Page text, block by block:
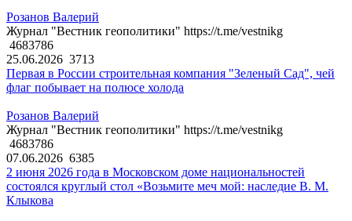
Розанов Валерий
Журнал "Вестник геополитики" https://t.me/vestnikg
4683786
25.06.2026 3713
Первая в России строительная компания "Зеленый Сад", чей
флаг побывает на полюсе холода
Розанов Валерий
Журнал "Вестник геополитики" https://t.me/vestnikg
4683786
07.06.2026 6385
2 июня 2026 года в Московском доме национальностей
состоялся круглый стол «Возьмите меч мой: наследие В. М.
Клыкова